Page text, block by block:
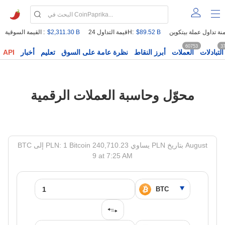
القيمة السوقية : $2,311.30 B قيمة التداول 24H: $89.52 B
API أخبار تعليم نظرة عامة على السوق أبرز النقاط العملات
60753
التبادلات
محوّل وحاسبة العملات الرقمية
BTC إلى PLN: 1 Bitcoin يساوي 240,710.23 PLN بتاريخ August
9 at 7:25 AM